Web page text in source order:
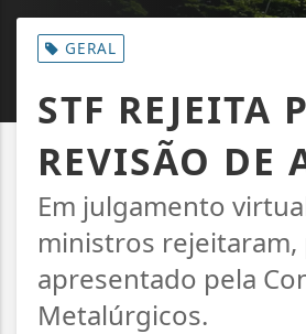
GERAL
STF REJEITA
REVISÃO DE
Em julgamento
ministros rejeitaram,
apresentado pela
Metalúrgicos.